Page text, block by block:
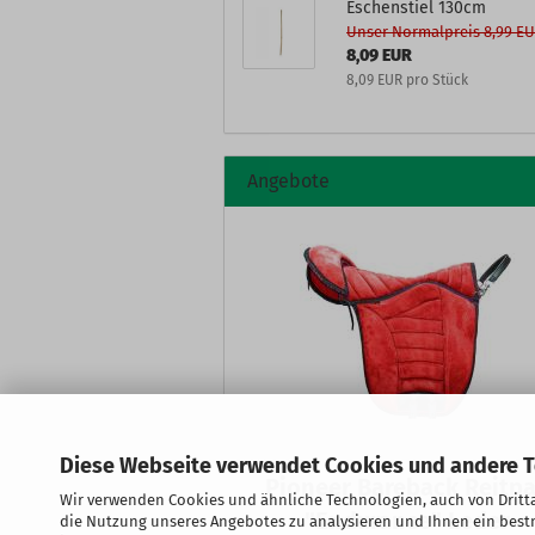
Diese Webseite verwendet Cookies und andere
Wir verwenden Cookies und ähnliche Technologien, auch von
die Nutzung unseres Angebotes zu analysieren und Ihnen ein
Eschenstiel 130cm
Unser Normalpreis 8,99
8,09 EUR
8,09 EUR pro Stück
Angebote
Pioneer Bareback
"Endurance" Leder